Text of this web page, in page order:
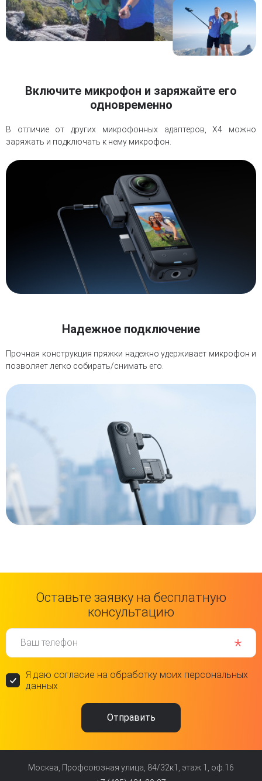
Включите микрофон и заряжайте его
одновременно
В отличие от других микрофонных адаптеров, X4 можно
заряжать и подключать к нему микрофон.
Надежное подключение
Прочная конструкция пряжки надежно удерживает микрофон и
позволяет легко собирать/снимать его.
Оставьте заявку на бесплатную
консультацию
Ваш телефон
Я даю согласие на обработку моих персональных
данных
Москва, Профсоюзная улица, 84/32к1, этаж 1, оф.16